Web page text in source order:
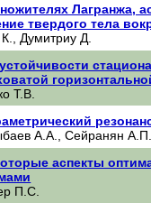
Лагранжа,
твердого тела
Думитриу Д.
Т.В.
А.А., Сейранян
аспекты
П.С.